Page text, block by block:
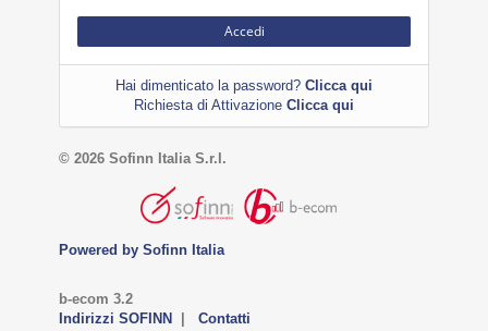
Accedi
Hai dimenticato la password? Clicca qui
Richiesta di Attivazione Clicca qui
© 2026 Sofinn Italia S.r.l.
Powered by Sofinn Italia
b-ecom 3.2
Indirizzi SOFINN
Contatti